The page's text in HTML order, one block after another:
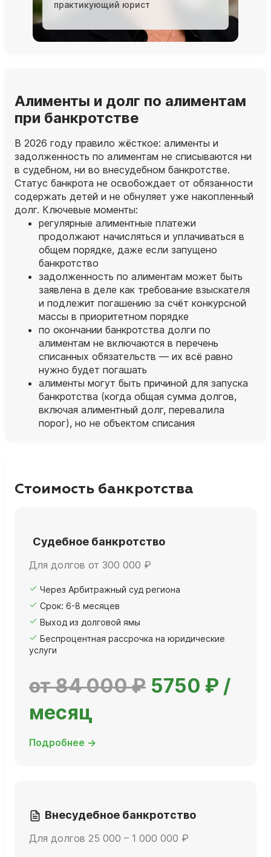
практикующий юрист
Алименты и долг по алиментам
при банкротстве
В 2026 году правило жёсткое: алименты и
задолженность по алиментам не списываются ни
в судебном, ни во внесудебном банкротстве.
Статус банкрота не освобождает от обязанности
содержать детей и не обнуляет уже накопленный
долг. Ключевые моменты:
регулярные алиментные платежи
продолжают начисляться и уплачиваться в
общем порядке, даже если запущено
банкротство
задолженность по алиментам может быть
заявлена в деле как требование взыскателя
и подлежит погашению за счёт конкурсной
массы в приоритетном порядке
по окончании банкротства долги по
алиментам не включаются в перечень
списанных обязательств — их всё равно
нужно будет погашать
алименты могут быть причиной для запуска
банкротства (когда общая сумма долгов,
включая алиментный долг, перевалила
порог), но не объектом списания
Стоимость банкротства
Судебное банкротство
Для долгов от 300 000 ₽
Через Арбитражный суд региона
Срок: 6-8 месяцев
Выход из долговой ямы
Беспроцентная рассрочка на юридические
услуги
от 84 000 ₽ 5750 ₽ /
месяц
Подробнее →
Внесудебное банкротство
Для долгов 25 000 – 1 000 000 ₽